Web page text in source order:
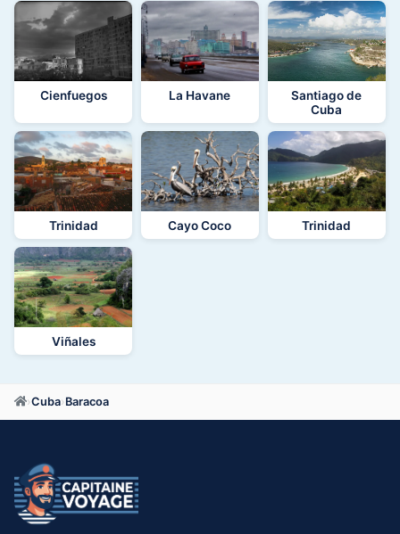
Cienfuegos La Havane
Santiago de
Cuba
Trinidad Cayo Coco Trinidad
Viñales
›Cuba› Baracoa